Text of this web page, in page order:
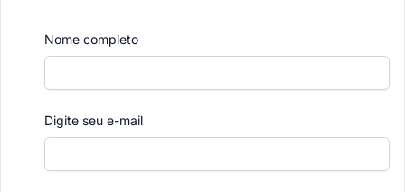
Nome completo
Digite seu e-mail